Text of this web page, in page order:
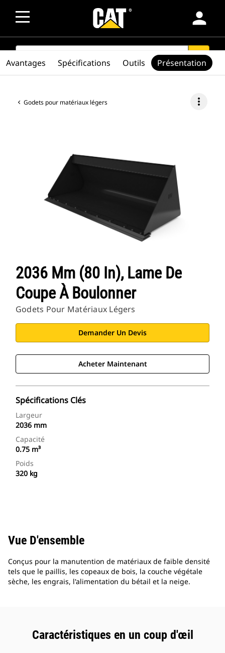
person
SEARCH search
Godets pour matériaux légers more_vert
2036 Mm (80 In), Lame De
Coupe À Boulonner
Godets Pour Matériaux Légers
Demander Un Devis
Acheter Maintenant
Spécifications Clés
Largeur
2036 mm
Capacité
0.75 m³
Poids
320 kg
Avantages Spécifications Outils Présentation
Vue D'ensemble
Conçus pour la manutention de matériaux de faible densité
tels que le paillis, les copeaux de bois, la couche végétale
sèche, les engrais, l'alimentation du bétail et la neige.
Caractéristiques en un coup d'œil